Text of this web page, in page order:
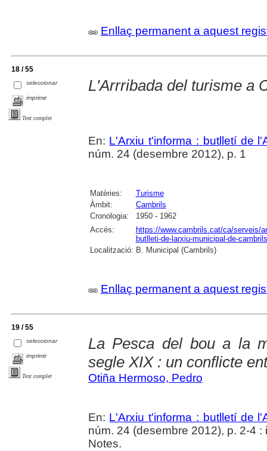
Enllaç permanent a aquest
18 / 55
seleccionar
imprimir
Text complet
L'Arrribada del turisme a
En: L'Arxiu t'informa : butlletí de
núm. 24 (desembre 2012), p. 1
Matèries:
Turisme
Àmbit:
Cambrils
Cronologia:
1950 - 1962
Accés:
https://www.cambrils.cat/ca/serveis/
butlleti-de-larxiu-municipal-de-
Localització: B. Municipal (Cambrils)
Enllaç permanent a aquest
19 / 55
seleccionar
imprimir
Text complet
La Pesca del bou a la
segle XIX : un conflicte
Otiña Hermoso, Pedro
En: L'Arxiu t'informa : butlletí de
núm. 24 (desembre 2012), p. 2-4 :
Notes.